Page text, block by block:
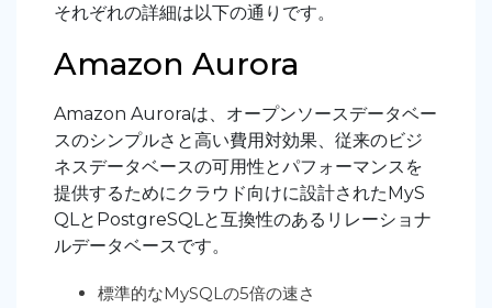
それぞれの詳細は以下の通りです。
Amazon Aurora
Amazon Auroraは、オープンソースデータベー
スのシンプルさと高い費用対効果、従来のビジ
ネスデータベースの可用性とパフォーマンスを
提供するためにクラウド向けに設計されたMyS
QLとPostgreSQLと互換性のあるリレーショナ
ルデータベースです。
標準的なMySQLの5倍の速さ